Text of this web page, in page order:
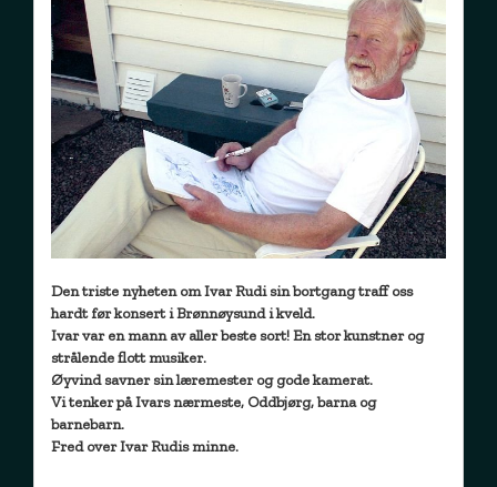
Den triste nyheten om Ivar Rudi sin bortgang traff oss
hardt før konsert i Brønnøysund i kveld.
Ivar var en mann av aller beste sort! En stor kunstner og
strålende flott musiker.
Øyvind savner sin læremester og gode kamerat.
Vi tenker på Ivars nærmeste, Oddbjørg, barna og
barnebarn.
Fred over Ivar Rudis minne.